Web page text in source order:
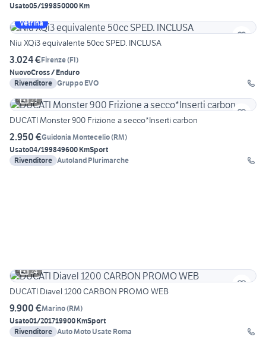
Usato05/199850000 Km
Vetrina
Niu XQi3 equivalente 50cc SPED. INCLUSA
3.024 €Firenze(FI)
NuovoCross / Enduro
Rivenditore Gruppo EVO
23
DUCATI Monster 900 Frizione a secco*Inserti carbon
2.950 €Guidonia Montecelio(RM)
Usato04/199849600 KmSport
Rivenditore Autoland Plurimarche
24
DUCATI Diavel 1200 CARBON PROMO WEB
9.900 €Marino(RM)
Usato01/201719900 KmSport
Rivenditore Auto Moto Usate Roma